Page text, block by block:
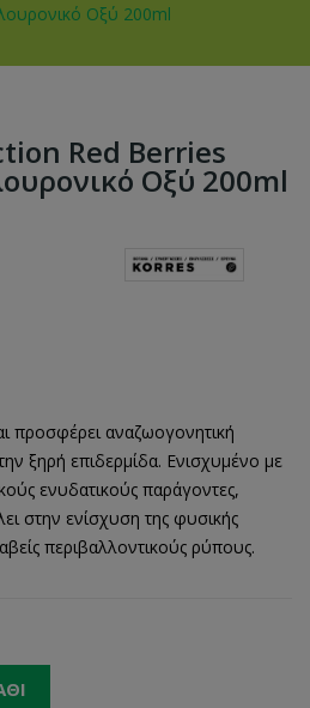
Οξύ 200ml
Red Berries
Οξύ 200ml
προσφέρει αναζωογονητική
ξηρή επιδερμίδα. Ενισχυμένο με
ενυδατικούς παράγοντες,
στην ενίσχυση της φυσικής
περιβαλλοντικούς ρύπους.